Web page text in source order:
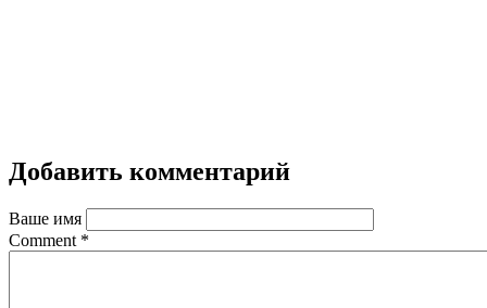
Добавить комментарий
Ваше имя
Comment *